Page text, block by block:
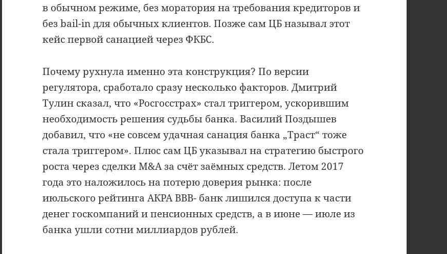
в обычном режиме, без моратория на требования кредиторов и
без bail-in для обычных клиентов. Позже сам ЦБ называл этот
кейс первой санацией через ФКБС.
Почему рухнула именно эта конструкция? По версии
регулятора, сработало сразу несколько факторов. Дмитрий
Тулин сказал, что «Росгосстрах» стал триггером, ускорившим
необходимость решения судьбы банка. Василий Поздышев
добавил, что «не совсем удачная санация банка „Траст“ тоже
стала триггером». Плюс сам ЦБ указывал на стратегию быстрого
роста через сделки M&A за счёт заёмных средств. Летом 2017
года это наложилось на потерю доверия рынка: после
июльского рейтинга АКРА BBB- банк лишился доступа к части
денег госкомпаний и пенсионных средств, а в июне — июле из
банка ушли сотни миллиардов рублей.